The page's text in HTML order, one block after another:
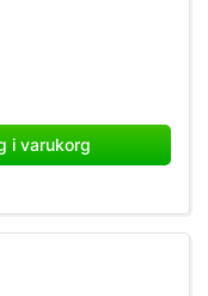
i varukorg